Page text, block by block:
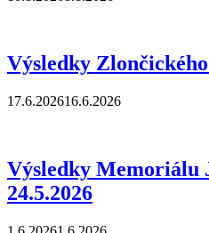
Výsledky
17.6.202616.6.2026
Výsledky Memoriálu
24.5.2026